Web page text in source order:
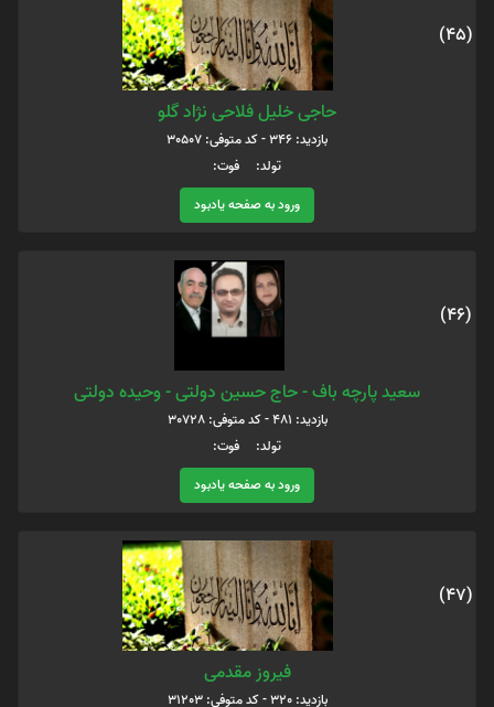
(45)
حاجی خلیل فلاحی نژاد گلو
بازدید: 346 - کد متوفی: 30507
تولد: فوت:
ورود به صفحه یادبود
(46)
سعید پارچه باف - حاج حسین دولتی - وحیده دولتی
بازدید: 481 - کد متوفی: 30728
تولد: فوت:
ورود به صفحه یادبود
(47)
فیروز مقدمی
بازدید: 320 - کد متوفی: 31203